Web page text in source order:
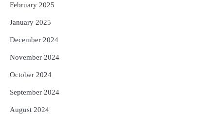
February 2025
January 2025
December 2024
November 2024
October 2024
September 2024
August 2024